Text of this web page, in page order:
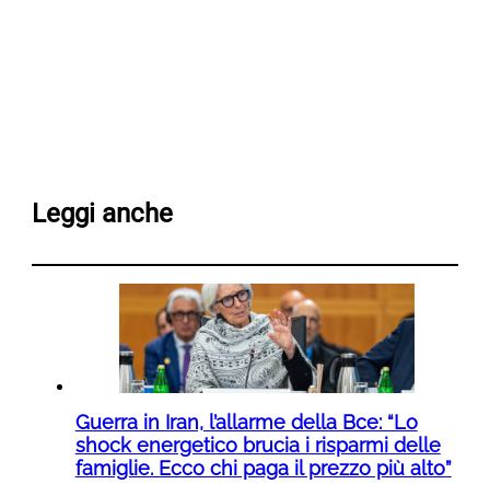
Leggi anche
Guerra in Iran, l’allarme della Bce: “Lo
shock energetico brucia i risparmi delle
famiglie. Ecco chi paga il prezzo più alto”